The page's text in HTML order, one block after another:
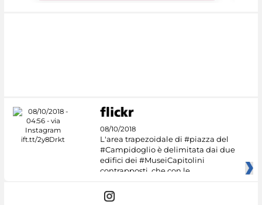
08/10/2018
L'area trapezoidale di #piazza del
#Campidoglio è delimitata dai due
edifici dei #MuseiCapitolini
contrapposti, che con le